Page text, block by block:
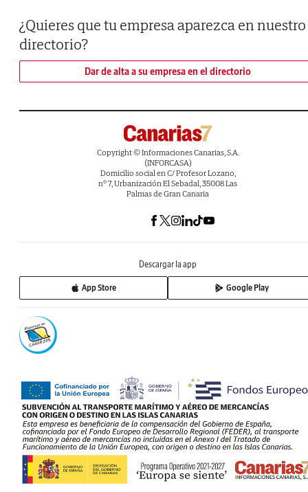
¿Quieres que tu empresa aparezca en nuestro
directorio?
Dar de alta a su empresa en el directorio
Copyright © Informaciones Canarias, S.A.
(INFORCASA)
Domicilio social en C/ Profesor Lozano,
nº 7, Urbanización El Sebadal, 35008 Las
Palmas de Gran Canaria
Descargar la app
App Store Google Play